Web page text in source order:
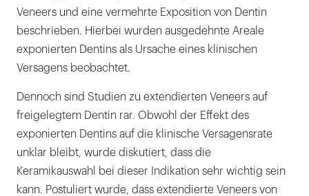
Veneers und eine vermehrte Exposition von Dentin
beschrieben. Hierbei wurden ausgedehnte Areale
exponierten Dentins als Ursache eines klinischen
Versagens beobachtet.
Dennoch sind Studien zu extendierten Veneers auf
freigelegtem Dentin rar. Obwohl der Effekt des
exponierten Dentins auf die klinische Versagensrate
unklar bleibt, wurde diskutiert, dass die
Keramikauswahl bei dieser Indikation sehr wichtig sein
kann. Postuliert wurde, dass extendierte Veneers von